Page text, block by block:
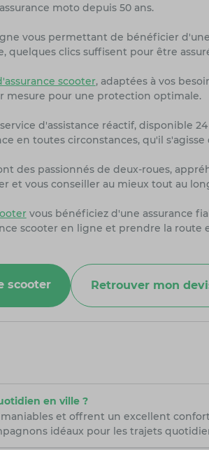
moto depuis 50 ans.
vous permettant de bénéficier
quelques clics suffisent pour être
scooter, adaptées à vos
mesure pour une protection optimale.
d'assistance réactif, disponible
en toutes circonstances, qu'il
des passionnés de deux-roues,
et vous conseiller au mieux tout au
vous bénéficiez d'une assurance
scooter en ligne et prendre la
scooter Retrouver mon
en ville ?
maniables et offrent un excellent
idéaux pour les trajets